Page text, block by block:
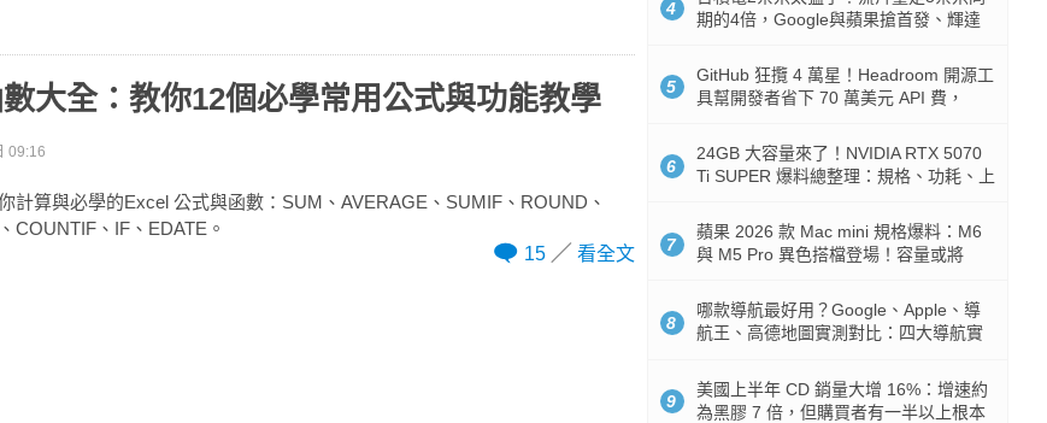
大全：教你12個必學常用公式與功能教學
09:16
計算與必學的Excel 公式與函數：SUM、AVERAGE、SUMIF、ROUND、
COUNTIF、IF、EDATE。
15
看全文
4
期的4倍，Google與蘋果搶首發、輝達
5
GitHub 狂攬 4 萬星！Headroom 開源工
具幫開發者省下 70 萬美元 API 費，
6
24GB 大容量來了！NVIDIA RTX 5070
Ti SUPER 爆料總整理：規格、功耗、上
7
蘋果 2026 款 Mac mini 規格爆料：M6
與 M5 Pro 異色搭檔登場！容量或將
8
哪款導航最好用？Google、Apple、導
航王、高德地圖實測對比：四大導航實
9
美國上半年 CD 銷量大增 16%：增速約
為黑膠 7 倍，但購買者有一半以上根本